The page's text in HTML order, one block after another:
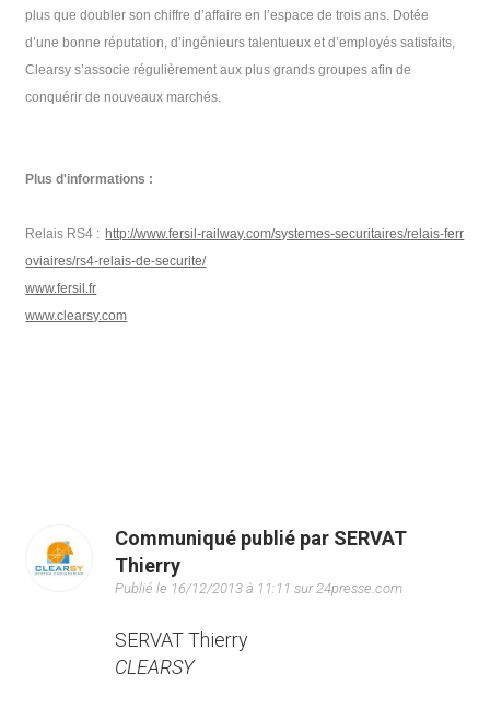
plus que doubler son chiffre d’affaire en l’espace de trois ans. Dotée
d’une bonne réputation, d’ingénieurs talentueux et d’employés satisfaits,
Clearsy s’associe régulièrement aux plus grands groupes afin de
conquérir de nouveaux marchés.
Plus d'informations :
Relais RS4 : http://www.fersil-railway.com/systemes-securitaires/relais-ferr
oviaires/rs4-relais-de-securite/
www.fersil.fr
www.clearsy.com
Communiqué publié par SERVAT
Thierry
Publié le 16/12/2013 à 11:11 sur 24presse.com
SERVAT Thierry
CLEARSY